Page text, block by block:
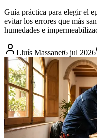
Guía práctica para elegir el
evitar los errores que más
humedades e
Lluís Massanet6 jul 2026